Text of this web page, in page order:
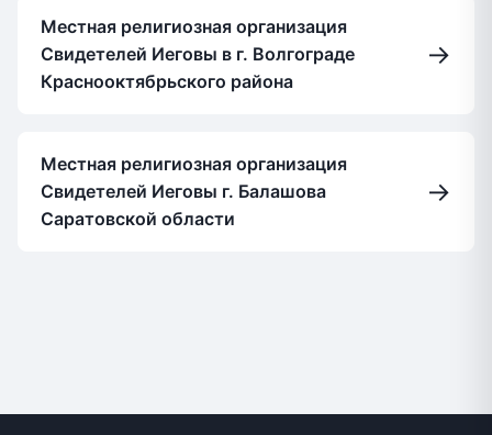
Местная религиозная организация
Свидетелей Иеговы в г. Волгограде
Краснооктябрьского района
→
Местная религиозная организация
Свидетелей Иеговы г. Балашова
Саратовской области
→